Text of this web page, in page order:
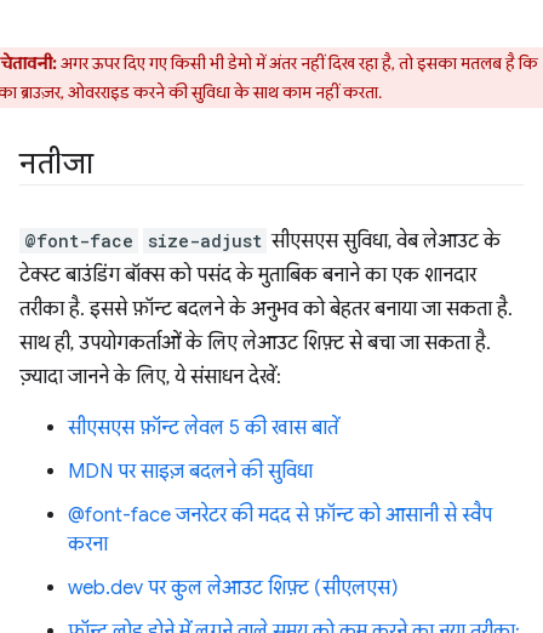
चेतावनी:अगर ऊपर दिए गए किसी भी डेमो में अंतर नहीं दिख रहा है, तो इसका मतलब है कि
ब्राउज़र, ओवरराइड करने की सुविधा के साथ काम नहीं करता.
नतीजा
@font-face size-adjust सीएसएस सुविधा, वेब लेआउट के
टेक्स्ट बाउंडिंग बॉक्स को पसंद के मुताबिक बनाने का एक शानदार
तरीका है. इससे फ़ॉन्ट बदलने के अनुभव को बेहतर बनाया जा सकता है.
साथ ही, उपयोगकर्ताओं के लिए लेआउट शिफ़्ट से बचा जा सकता है.
ज़्यादा जानने के लिए, ये संसाधन देखें:
सीएसएस फ़ॉन्ट लेवल 5 की खास बातें
MDN पर साइज़ बदलने की सुविधा
@font-face जनरेटर की मदद से फ़ॉन्ट को आसानी से स्वैप
करना
web.dev पर कुल लेआउट शिफ़्ट (सीएलएस)